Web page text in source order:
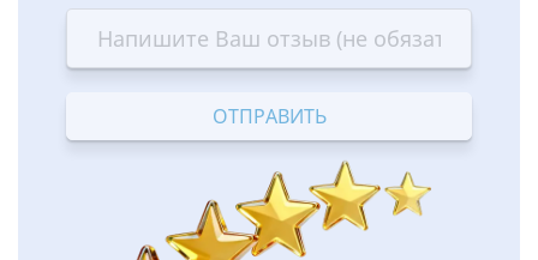
star
Terrible
stars
—
Bad
stars
—
OK
stars
—
Good
stars
—
Excellent